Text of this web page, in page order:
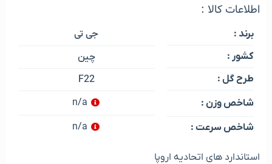
اطلاعات کالا :
برند :
کشور :
طرح گل :
شاخص وزن :
شاخص سرعت :
جی تی
چین
F22
n/a
n/a
استاندارد های اتحادیه اروپا